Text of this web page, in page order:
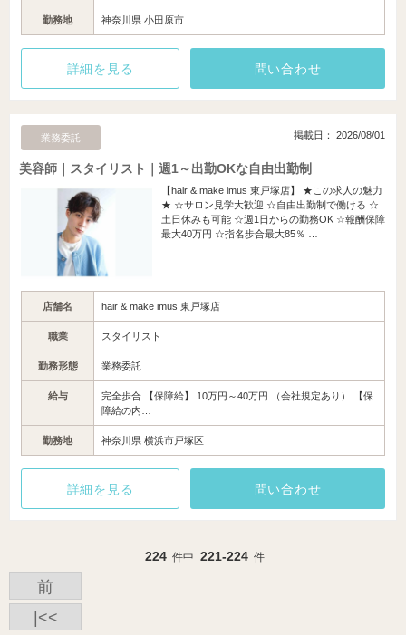
勤務地 神奈川県 小田原市
詳細を見る 問い合わせ
業務委託 掲載日： 2026/08/01
美容師｜スタイリスト｜週1～出勤OKな自由出勤制
【hair & make imus 東戸塚店】 ★この求人の魅力
★ ☆サロン見学大歓迎 ☆自由出勤制で働ける ☆
土日休みも可能 ☆週1日からの勤務OK ☆報酬保障
最大40万円 ☆指名歩合最大85％ …
店舗名 hair & make imus 東戸塚店
職業 スタイリスト
勤務形態 業務委託
給与
完全歩合 【保障給】 10万円～40万円 （会社規定あり） 【保
障給の内…
勤務地 神奈川県 横浜市戸塚区
詳細を見る 問い合わせ
224 件中 221-224 件
|<<
前